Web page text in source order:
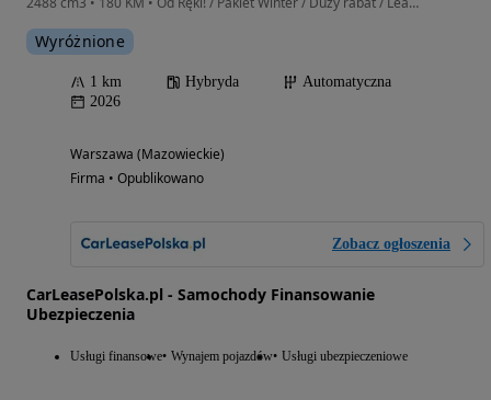
Wyróżnione
1 km Hybryda
Automatyczna
2026
Warszawa (Mazowieckie)
Firma • Opublikowano
Zobacz ogłoszenia
CarLeasePolska.pl - Samochody Finansowanie
Ubezpieczenia
Usługi finansowe Wynajem pojazdów Usługi ubezpieczeniowe